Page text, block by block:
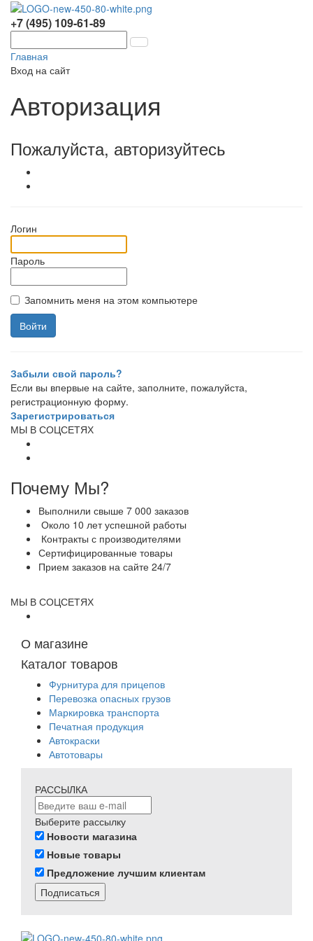
+7 (495) 109-61-89
Главная
Вход на сайт
Авторизация
Пожалуйста, авторизуйтесь
Логин
Пароль
Запомнить меня на этом компьютере
Забыли свой пароль?
Если вы впервые на сайте, заполните, пожалуйста,
регистрационную форму.
Зарегистрироваться
МЫ В СОЦСЕТЯХ
Почему Мы?
Выполнили свыше 7 000 заказов
Около 10 лет успешной работы
Контракты с производителями
Сертифицированные товары
Прием заказов на сайте 24/7
МЫ В СОЦСЕТЯХ
О магазине
Каталог товаров
Фурнитура для прицепов
Перевозка опасных грузов
Маркировка транспорта
Печатная продукция
Автокраски
Автотовары
РАССЫЛКА
Выберите рассылку
Новости магазина
Новые товары
Предложение лучшим клиентам
Подписаться